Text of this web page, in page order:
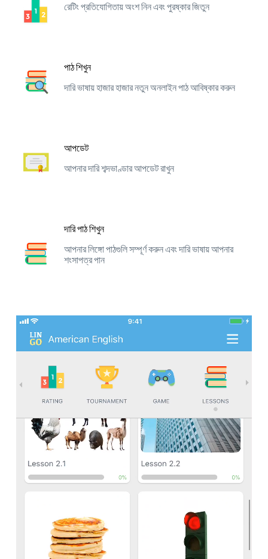
রেটিং প্রতিযোগিতায় অংশ নিন এবং পুরষ্কার জিতুন
পাঠ শিখুন
দারি ভাষায় হাজার হাজার নতুন অনলাইন পাঠ আবিষ্কার করুন
আপডেট
আপনার দারি শব্দভাণ্ডার আপডেট রাখুন
দারি পাঠ শিখুন
আপনার লিঙ্গো পাঠগুলি সম্পূর্ণ করুন এবং দারি ভাষায় আপনার
শংসাপত্র পান